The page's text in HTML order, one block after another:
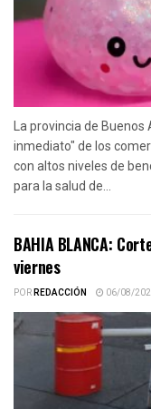
La provincia de Buenos
inmediato" de los
con altos niveles de
para la salud de...
BAHIA BLANCA:
viernes
PORREDACCIÓN 06/08/